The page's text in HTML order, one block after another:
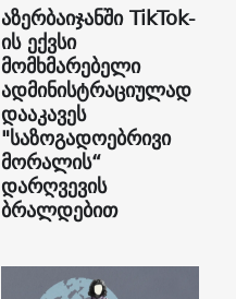
აზერბაიჯანში TikTok-
ის ექვსი
მომხმარებელი
ადმინისტრაციულად
დააკავეს
"საზოგადოებრივი
მორალის“
დარღვევის
ბრალდებით